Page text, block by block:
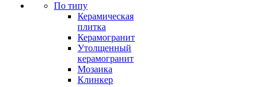
По типу
Керамическая
плитка
Керамогранит
Утолщенный
керамогранит
Мозаика
Клинкер